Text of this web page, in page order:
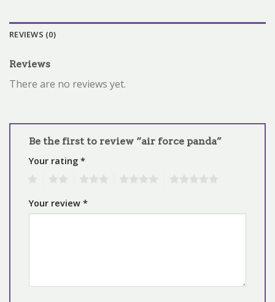
REVIEWS (0)
Reviews
There are no reviews yet.
Be the first to review “air force panda”
Your rating *
Your review *